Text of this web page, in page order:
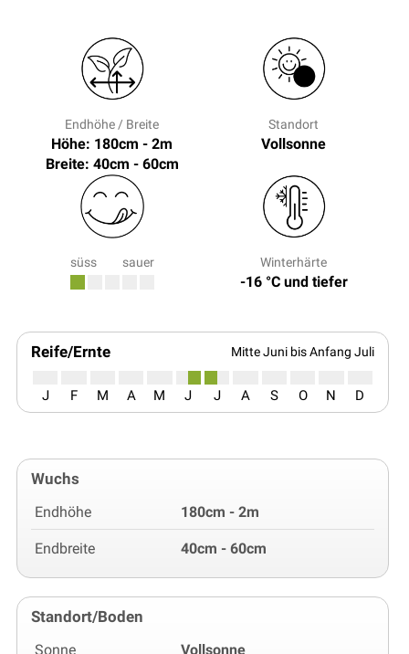
Endhöhe / Breite
Höhe: 180cm - 2m
Breite: 40cm - 60cm
Standort
Vollsonne
süss sauer Winterhärte
-16 °C und tiefer
Reife/Ernte Mitte Juni bis Anfang Juli
J F M A M J J A S O N D
Wuchs
Endhöhe 180cm - 2m
Endbreite 40cm - 60cm
Standort/Boden
Sonne Vollsonne